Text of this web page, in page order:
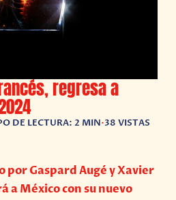
regresa a
DE LECTURA: 2 MIN•38 VISTAS
por Gaspard Augé y Xavier
a México con su nuevo